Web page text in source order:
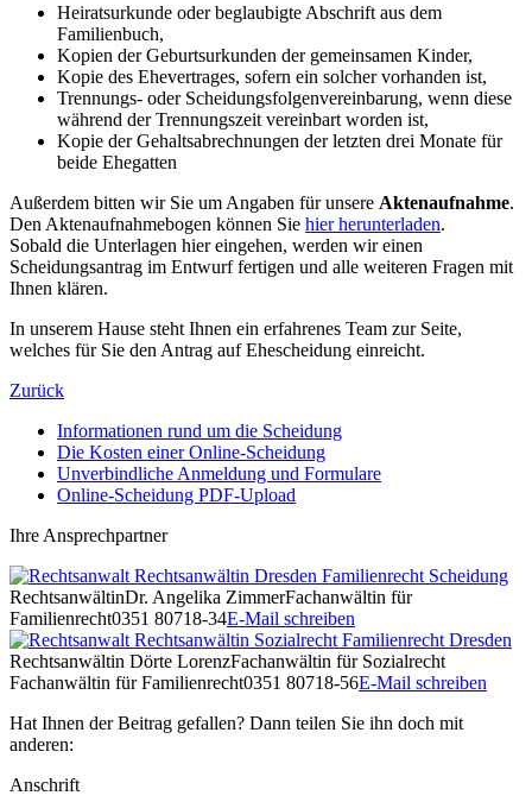
Heiratsurkunde oder beglaubigte Abschrift aus dem
Familienbuch,
Kopien der Geburtsurkunden der gemeinsamen Kinder,
Kopie des Ehevertrages, sofern ein solcher vorhanden ist,
Trennungs- oder Scheidungsfolgenvereinbarung, wenn diese
während der Trennungszeit vereinbart worden ist,
Kopie der Gehaltsabrechnungen der letzten drei Monate für
beide Ehegatten
Außerdem bitten wir Sie um Angaben für unsere Aktenaufnahme.
Den Aktenaufnahmebogen können Sie hier herunterladen.
Sobald die Unterlagen hier eingehen, werden wir einen
Scheidungsantrag im Entwurf fertigen und alle weiteren Fragen mit
Ihnen klären.
In unserem Hause steht Ihnen ein erfahrenes Team zur Seite,
welches für Sie den Antrag auf Ehescheidung einreicht.
Zurück
Informationen rund um die Scheidung
Die Kosten einer Online-Scheidung
Unverbindliche Anmeldung und Formulare
Online-Scheidung PDF-Upload
Ihre Ansprechpartner
RechtsanwältinDr. Angelika ZimmerFachanwältin für
Familienrecht0351 80718-34E-Mail schreiben
Rechtsanwältin Dörte LorenzFachanwältin für Sozialrecht
Fachanwältin für Familienrecht0351 80718-56E-Mail schreiben
Hat Ihnen der Beitrag gefallen? Dann teilen Sie ihn doch mit
anderen:
Anschrift